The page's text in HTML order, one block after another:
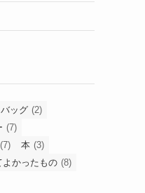
バッグ (2)
(7)
(7) 本 (3)
よかったもの (8)